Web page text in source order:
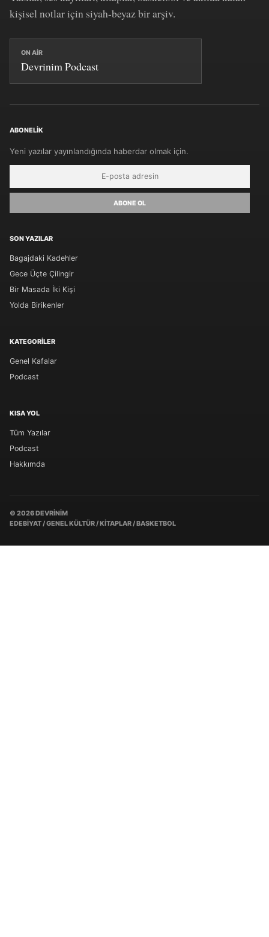
kişisel notlar için siyah-beyaz bir arşiv.
ON AIR
Devrinim Podcast
ABONELIK
Yeni yazılar yayınlandığında haberdar olmak için.
ABONE OL
SON YAZILAR
Bagajdaki Kadehler
Gece Üçte Çilingir
Bir Masada İki Kişi
Yolda Birikenler
KATEGORILER
Genel Kafalar
Podcast
KISA YOL
Tüm Yazılar
Podcast
Hakkımda
© 2026 DEVRINIM
EDEBIYAT / GENEL KÜLTÜR / KITAPLAR / BASKETBOL